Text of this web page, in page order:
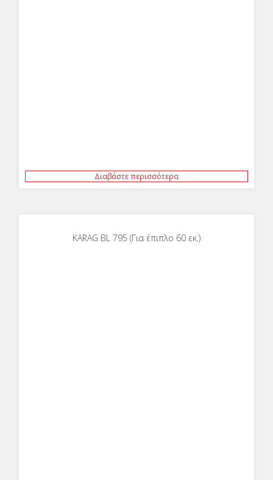
Διαβάστε περισσότερα
KARAG BL 795 (Για έπιπλο 60 εκ.)